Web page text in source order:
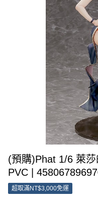
(預購)Phat 1/6 萊
PVC |
超取滿NT$3,000免運